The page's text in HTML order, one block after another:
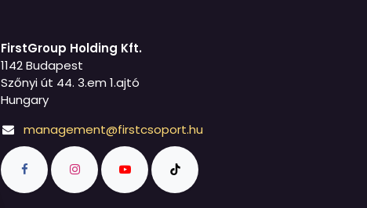
FirstGroup Holding Kft.
1142 Budapest
Szőnyi út 44. 3.em 1.ajtó
Hungary
management@firstcsoport.hu